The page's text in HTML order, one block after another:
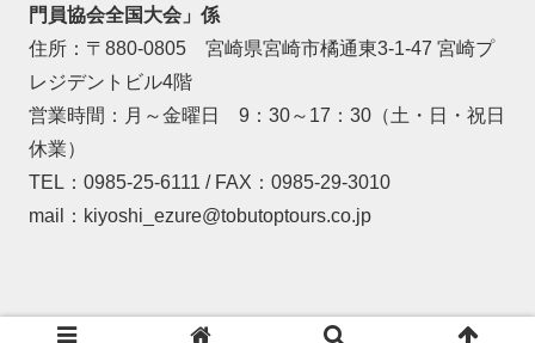
門員協会全国大会」係
住所：〒880-0805 宮崎県宮崎市橘通東3-1-47 宮崎プ
レジデントビル4階
営業時間：月～金曜日 9：30～17：30（土・日・祝日
休業）
TEL：0985-25-6111 / FAX：0985-29-3010
mail：kiyoshi_ezure@tobutoptours.co.jp